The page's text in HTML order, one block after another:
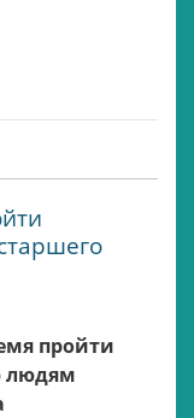
пройти
людям